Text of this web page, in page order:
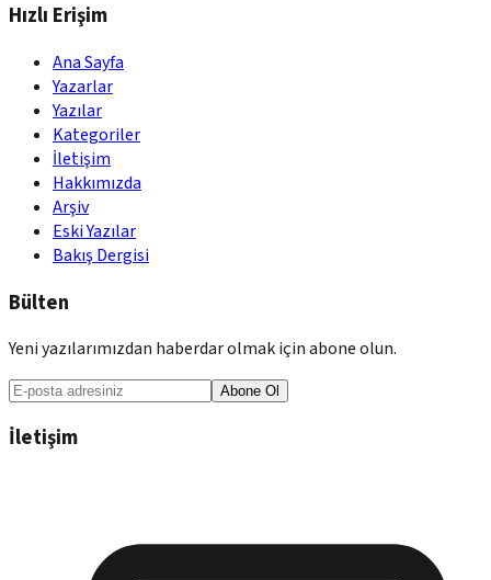
Hızlı Erişim
Ana Sayfa
Yazarlar
Yazılar
Kategoriler
İletişim
Hakkımızda
Arşiv
Eski Yazılar
Bakış Dergisi
Bülten
Yeni yazılarımızdan haberdar olmak için abone olun.
Abone Ol
İletişim